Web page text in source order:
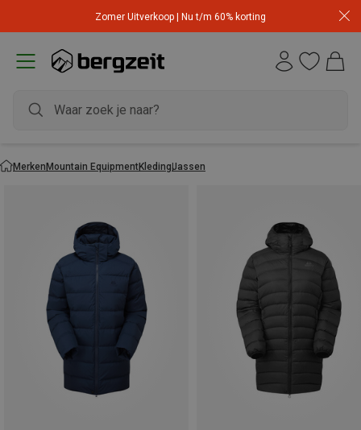
Zomer Uitverkoop | Nu t/m 60% korting
MerkenMountain EquipmentKledingJassen